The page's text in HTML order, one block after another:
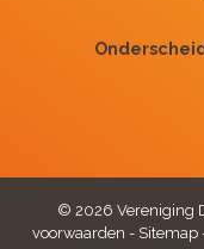
© 2026 Vereniging
voorwaarden - Sitemap